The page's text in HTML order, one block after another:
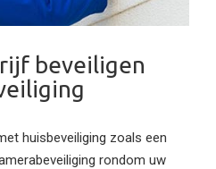
beveiligen
huisbeveiliging zoals een
rondom uw